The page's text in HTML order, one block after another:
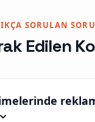
SORULAN
Edilen